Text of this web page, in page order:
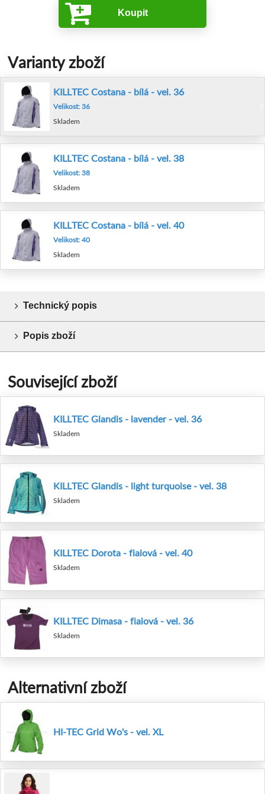
Koupit
Varianty zboží
KILLTEC Costana - bílá - vel. 36
Velikost: 36
Skladem
KILLTEC Costana - bílá - vel. 38
Velikost: 38
Skladem
KILLTEC Costana - bílá - vel. 40
Velikost: 40
Skladem
Technický popis
Popis zboží
Související zboží
KILLTEC Glandis - lavender - vel. 36
Skladem
KILLTEC Glandis - light turquoise - vel. 38
Skladem
KILLTEC Dorota - fialová - vel. 40
Skladem
KILLTEC Dimasa - fialová - vel. 36
Skladem
Alternativní zboží
HI-TEC Grid Wo's - vel. XL